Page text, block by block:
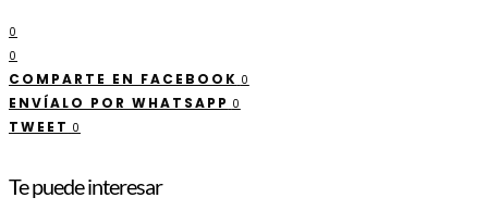
0
0
COMPARTE EN FACEBOOK 0
ENVÍALO POR WHATSAPP 0
TWEET 0
Te puede interesar